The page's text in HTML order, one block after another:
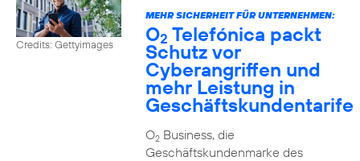
Credits: Gettyimages
MEHR SICHERHEIT FÜR UNTERNEHMEN:
O2 Telefónica packt
Schutz vor
Cyberangriffen und
mehr Leistung in
Geschäftskundentarife
O2Business, die
Geschäftskundenmarke des